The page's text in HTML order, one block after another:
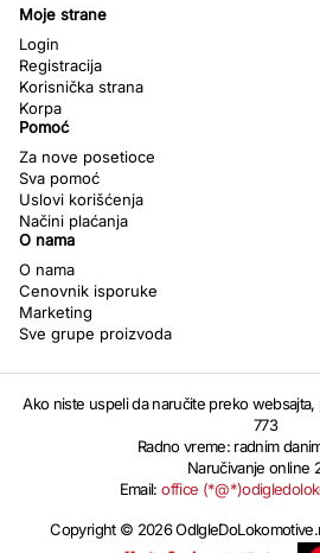
Moje strane
Login
Registracija
Korisnička strana
Korpa
Pomoć
Za nove posetioce
Sva pomoć
Uslovi korišćenja
Načini plaćanja
O nama
O nama
Cenovnik isporuke
Marketing
Sve grupe proizvoda
Ako niste uspeli da naručite preko
773
Radno vreme: radnim
Naručivanje online
Email:office
Copyright © 2026